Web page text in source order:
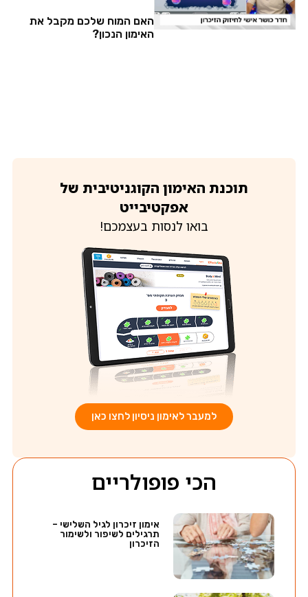
האם המוח שלכם מקבל את
האימון הנכון?
תוכנת האימון הקוגניטיבית של
אפקטיבייט
בואו לנסות בעצמכם!
למעבר לאימון ניסיון לחצו כאן
הכי פופולריים
אימון זיכרון לגיל השלישי –
תרגילים לשיפור ולשימור
הזיכרון